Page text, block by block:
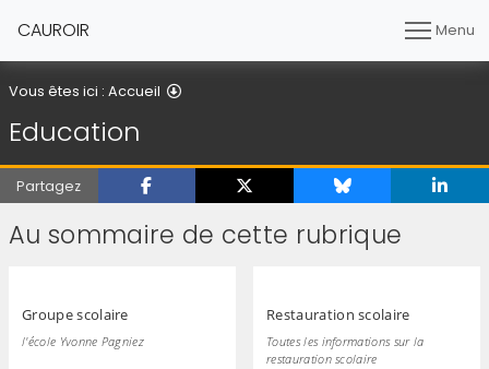
CAUROIR Menu
Vous êtes ici : Accueil
Education
Partagez
Au sommaire de cette rubrique
Groupe scolaire
l'école Yvonne Pagniez
Restauration scolaire
Toutes les informations sur la
restauration scolaire